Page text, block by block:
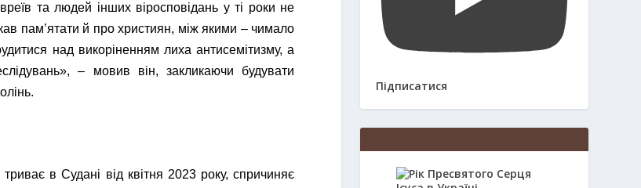
та людей інших віросповідань у ті роки не
пам’ятати й про християн, між якими – чимало
над викоріненням лиха антисемітизму, а
– мовив він, закликаючи будувати
в Судані від квітня 2023 року, спричиняє
Підписатися